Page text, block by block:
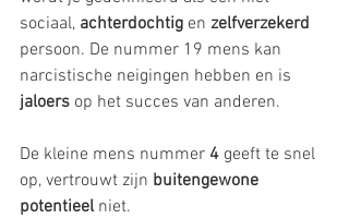
sociaal, achterdochtig en zelfverzekerd
persoon. De nummer 19 mens kan
narcistische neigingen hebben en is
jaloers op het succes van anderen.
De kleine mens nummer 4 geeft te snel
op, vertrouwt zijn buitengewone
potentieel niet.